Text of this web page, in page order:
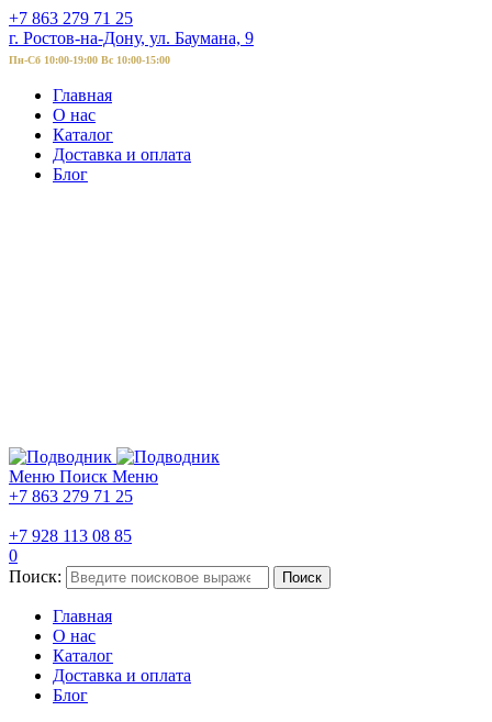
+7 863 279 71 25
г. Ростов-на-Дону, ул. Баумана, 9
Пн-Сб 10:00-19:00 Вс 10:00-15:00
Главная
О нас
Каталог
Доставка и оплата
Блог
Меню Поиск Меню
+7 863 279 71 25
+7 928 113 08 85
0
Поиск:
Поиск
Главная
О нас
Каталог
Доставка и оплата
Блог